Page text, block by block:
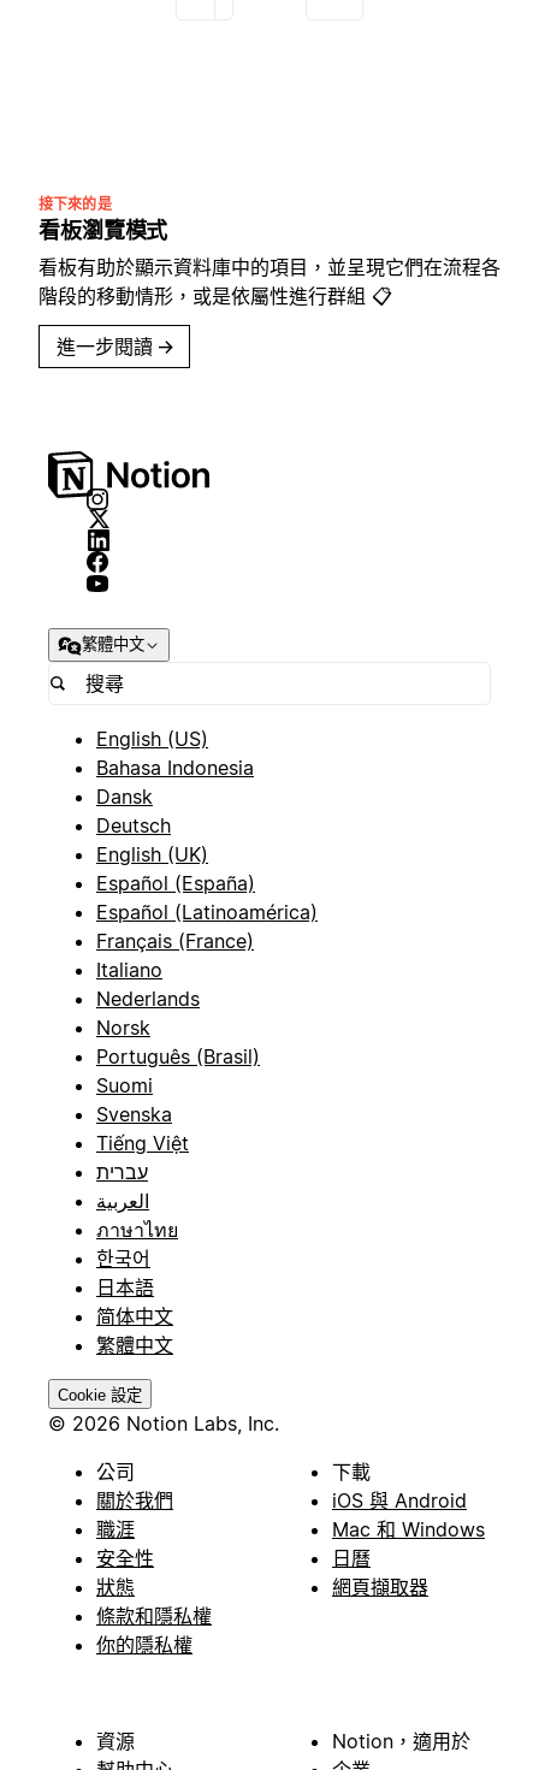
接下來的是
看板瀏覽模式
看板有助於顯示資料庫中的項目，並呈現它們在流程各
階段的移動情形，或是依屬性進行群組 📋
進一步閱讀 →
繁體中文
English (US)
Bahasa Indonesia
Dansk
Deutsch
English (UK)
Español (España)
Español (Latinoamérica)
Français (France)
Italiano
Nederlands
Norsk
Português (Brasil)
Suomi
Svenska
Tiếng Việt
עברית
العربية
ภาษาไทย
한국어
日本語
简体中文
繁體中文
Cookie 設定
© 2026 Notion Labs, Inc.
公司
關於我們
職涯
安全性
狀態
條款和隱私權
你的隱私權
下載
iOS 與 Android
Mac 和 Windows
日曆
網頁擷取器
資源
Notion，適用於